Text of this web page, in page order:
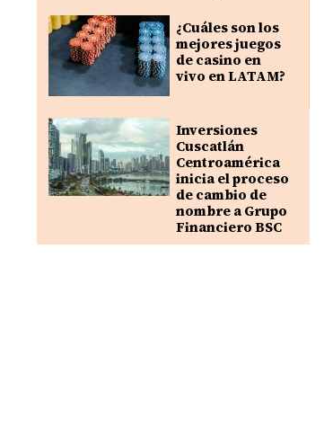
¿Cuáles son los
mejores juegos
de casino en
vivo en LATAM?
Inversiones
Cuscatlán
Centroamérica
inicia el proceso
de cambio de
nombre a Grupo
Financiero BSC